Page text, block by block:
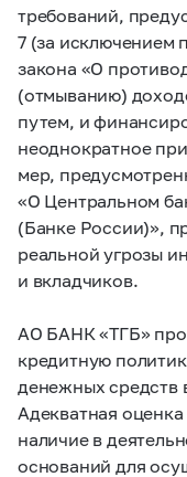
требований,
7 (за исключением
закона «O
(отмыванию)
путем, и
неоднократное
мер,
«O Центральном
(Банке России)»,
реальной угрозы
и вкладчиков.
АО БАНК «ТГБ»
кредитную
денежных средств
Адекватная
наличие в
оснований для